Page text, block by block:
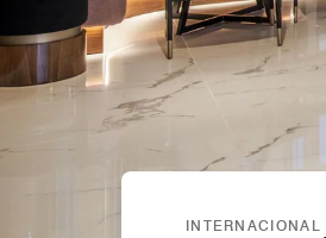
INTERNACIONAL